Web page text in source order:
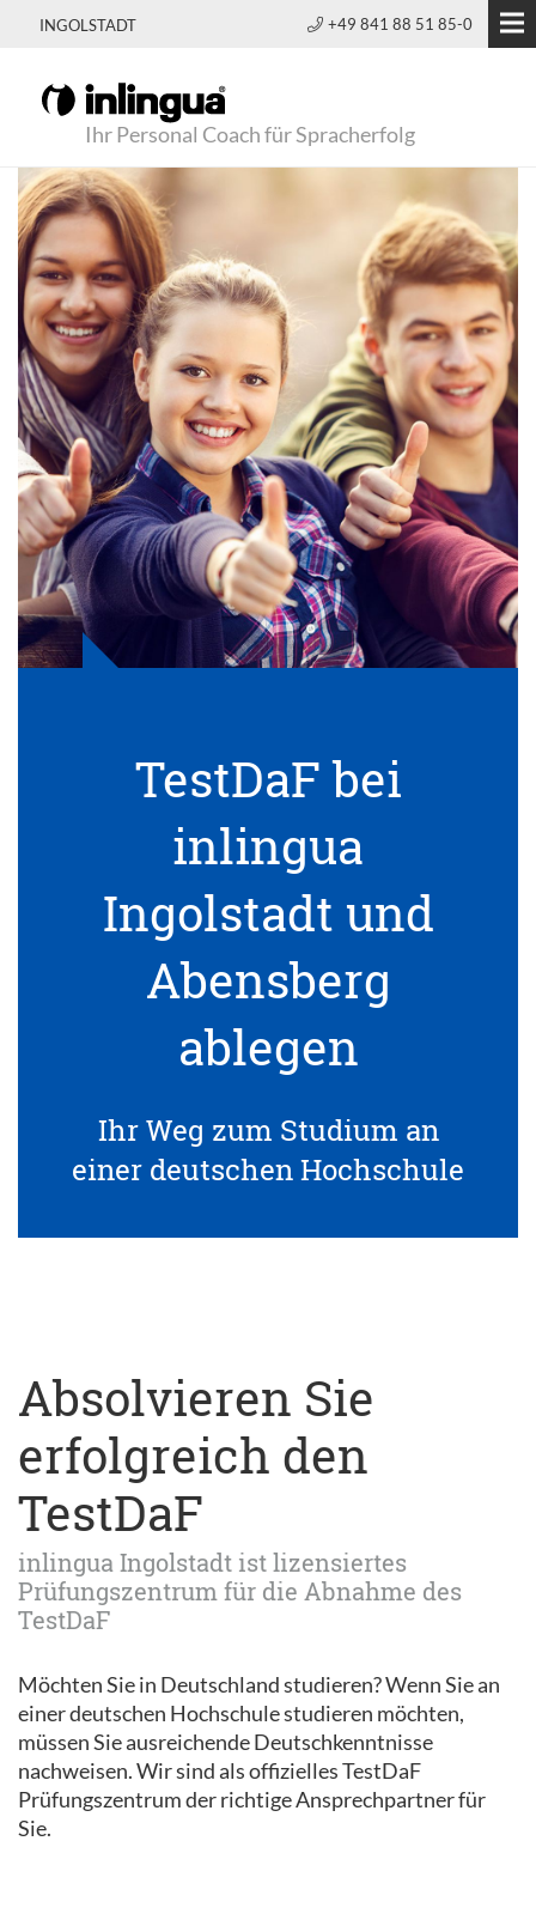
INGOLSTADT +49 841 88 51 85-0
Ihr Personal Coach für Spracherfolg
TestDaF bei
inlingua
Ingolstadt und
Abensberg
ablegen
Ihr Weg zum Studium an
einer deutschen Hochschule
Absolvieren Sie
erfolgreich den
TestDaF
inlingua Ingolstadt ist lizensiertes
Prüfungszentrum für die Abnahme des
TestDaF
Möchten Sie in Deutschland studieren? Wenn Sie an
einer deutschen Hochschule studieren möchten,
müssen Sie ausreichende Deutschkenntnisse
nachweisen. Wir sind als offizielles TestDaF
Prüfungszentrum der richtige Ansprechpartner für
Sie.